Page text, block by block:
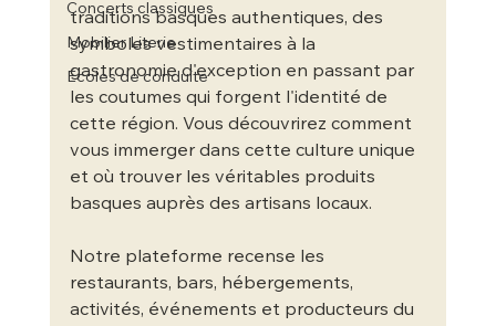
Concerts classiques
Mobilier Literie
Écoles de conduite
traditions basques authentiques, des
symboles vestimentaires à la
gastronomie d'exception en passant par
les coutumes qui forgent l'identité de
cette région. Vous découvrirez comment
vous immerger dans cette culture unique
et où trouver les véritables produits
basques auprès des artisans locaux.
Notre plateforme recense les
restaurants, bars, hébergements,
activités, événements et producteurs du